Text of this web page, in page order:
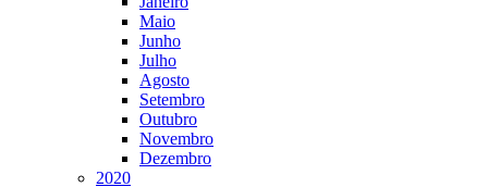
Maio
Junho
Julho
Agosto
Setembro
Outubro
Novembro
Dezembro
2020